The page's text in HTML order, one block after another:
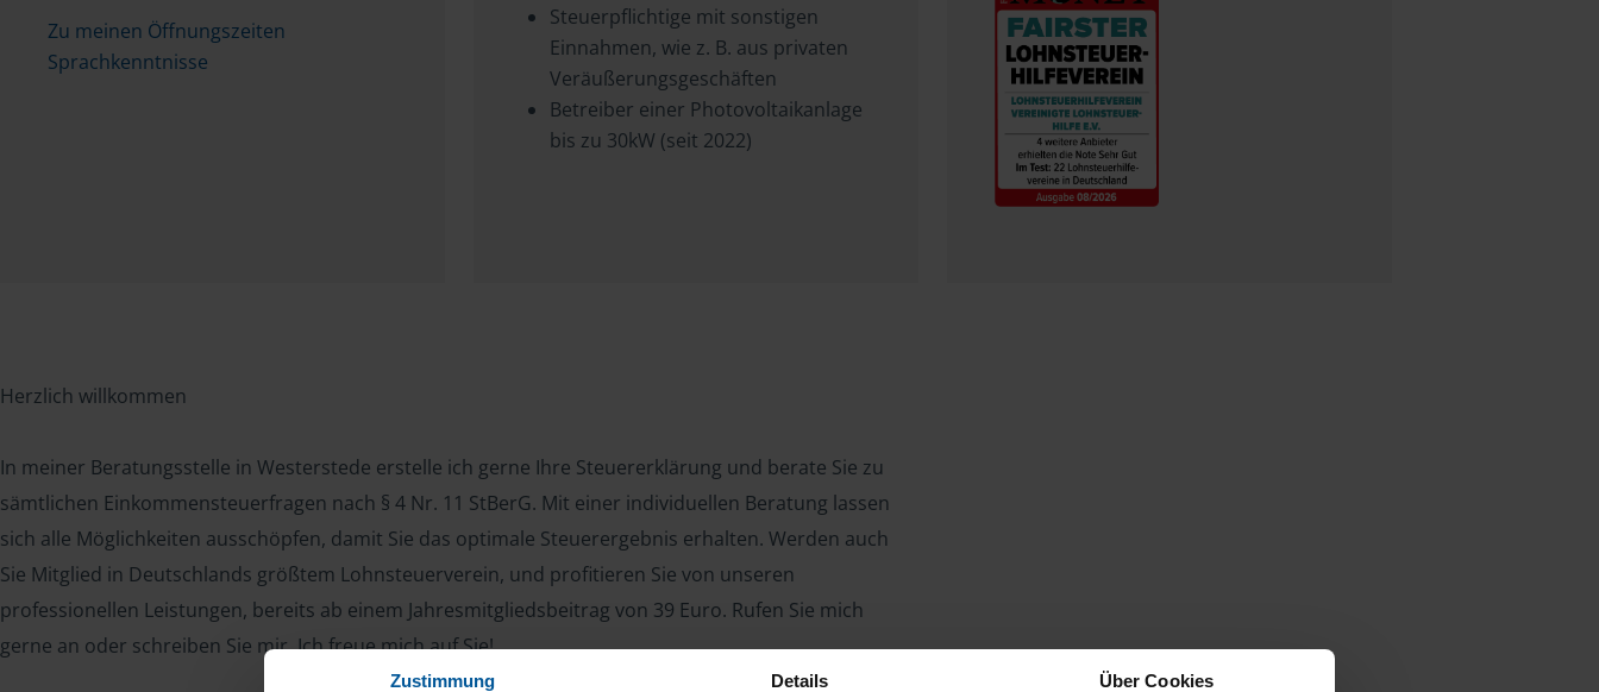
Zustimmung Details Über Cookies
Zu meinen Öffnungszeiten
Sprachkenntnisse
Steuerpflichtige mit sonstigen
Einnahmen, wie z. B. aus privaten
Veräußerungsgeschäften
Betreiber einer Photovoltaikanlage
bis zu 30kW (seit 2022)
Herzlich willkommen
In meiner Beratungsstelle in Westerstede erstelle ich gerne Ihre Steuererklärung und berate Sie zu
sämtlichen Einkommensteuerfragen nach § 4 Nr. 11 StBerG. Mit einer individuellen Beratung lassen
sich alle Möglichkeiten ausschöpfen, damit Sie das optimale Steuerergebnis erhalten. Werden auch
Sie Mitglied in Deutschlands größtem Lohnsteuerverein, und profitieren Sie von unseren
professionellen Leistungen, bereits ab einem Jahresmitgliedsbeitrag von 39 Euro. Rufen Sie mich
gerne an oder schreiben Sie mir. Ich freue mich auf Sie!